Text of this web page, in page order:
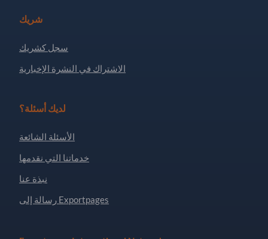
شريك
سجل كشريك
الاشتراك في النشرة الإخبارية
لديك أسئلة؟
الأسئلة الشائعة
خدماتنا التي نقدمها
نبذة عنا
رسالة إلى Exportpages